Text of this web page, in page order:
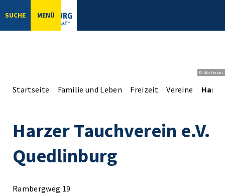
SUCHE MENÜ
© bbsferrari
Startseite Familie und Leben Freizeit Vereine
Harzer Tauchverein e.V.
Quedlinburg
Rambergweg 19